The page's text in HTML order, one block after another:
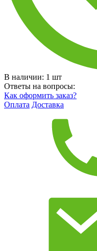
В наличии: 1 шт
Ответы на вопросы:
Как оформить заказ?
Оплата Доставка